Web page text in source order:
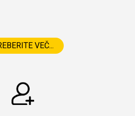
VEČ...